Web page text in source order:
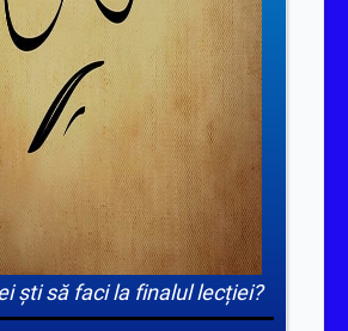
ști să faci la finalul lecției?